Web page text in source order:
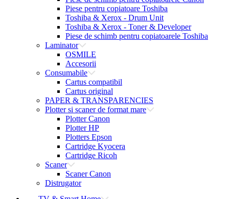
Piese pentru copiatoare Toshiba
Toshiba & Xerox - Drum Unit
Toshiba & Xerox - Toner & Developer
Piese de schimb pentru copiatoarele Toshiba
Laminator
OSMILE
Accesorii
Consumabile
Cartus compatibil
Cartus original
PAPER & TRANSPARENCIES
Plotter si scaner de format mare
Plotter Canon
Plotter HP
Plotters Epson
Cartridge Kyocera
Cartridge Ricoh
Scaner
Scaner Canon
Distrugator